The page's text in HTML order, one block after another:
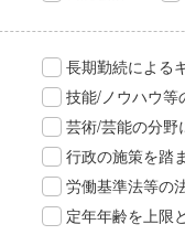
長期勤続による
技能/ノウハウ等
芸術/芸能の分野
行政の施策を踏
労働基準法等の
定年年齢を上限